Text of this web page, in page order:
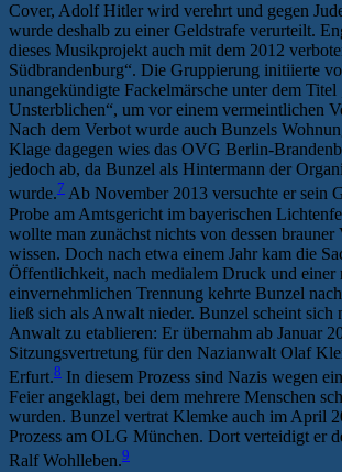
Cover, Adolf Hitler wird verehrt und gegen
wurde deshalb zu einer Geldstrafe verurteilt.
dieses Musikprojekt auch mit dem 2012
Südbrandenburg“. Die Gruppierung initiierte
unangekündigte Fackelmärsche unter dem Titel
Unsterblichen“, um vor einem vermeintlichen
Nach dem Verbot wurde auch Bunzels
Klage dagegen wies das OVG Berlin-
jedoch ab, da Bunzel als Hintermann der
wurde.7 Ab November 2013 versuchte er sein
Probe am Amtsgericht im bayerischen
wollte man zunächst nichts von dessen brauner
wissen. Doch nach etwa einem Jahr kam die
Öffentlichkeit, nach medialem Druck und einer
einvernehmlichen Trennung kehrte Bunzel
ließ sich als Anwalt nieder. Bunzel scheint sich
Anwalt zu etablieren: Er übernahm ab Januar
Sitzungsvertretung für den Nazianwalt Olaf
Erfurt.8 In diesem Prozess sind Nazis wegen
Feier angeklagt, bei dem mehrere Menschen
wurden. Bunzel vertrat Klemke auch im April
Prozess am OLG München. Dort verteidigt er
Ralf Wohlleben.9